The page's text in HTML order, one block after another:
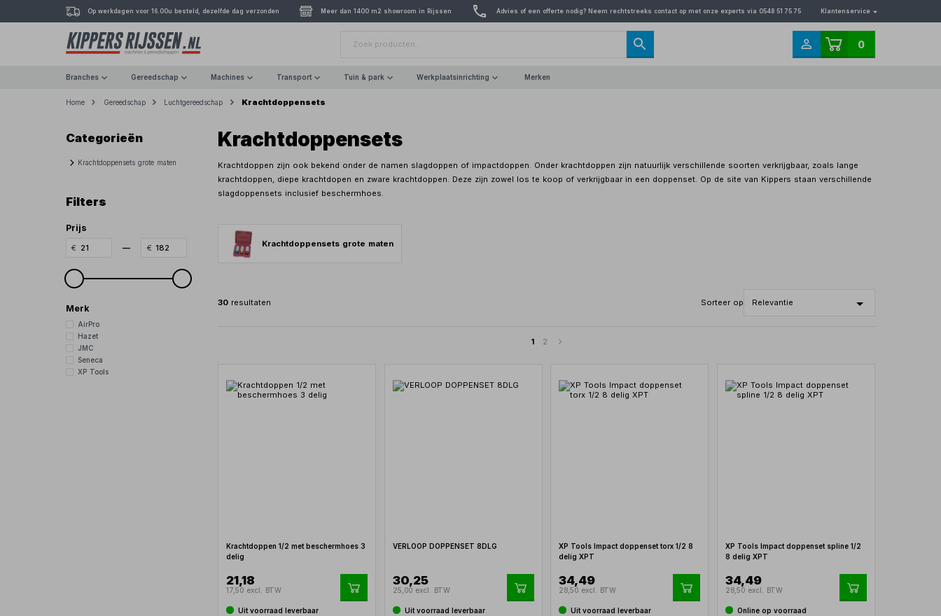
Op werkdagen voor 16.00u besteld, dezelfde dag verzonden Meer dan 1400 m2 showroom in Rijssen Advies of een offerte nodig? Neem rechtstreeks contact op met onze experts via 0548 51 75 75 Klantenservice
0
Branches Gereedschap Machines Transport Tuin & park Werkplaatsinrichting Merken
Home Gereedschap Luchtgereedschap Krachtdoppensets
Categorieën
Krachtdoppensets grote maten
Filters
Prijs
—
Merk
AirPro
Hazet
JMC
Seneca
XP Tools
Krachtdoppensets
Krachtdoppen zijn ook bekend onder de namen slagdoppen of impactdoppen. Onder krachtdoppen zijn natuurlijk verschillende soorten verkrijgbaar, zoals lange
krachtdoppen, diepe krachtdopen en zware krachtdoppen. Deze zijn zowel los te koop of verkrijgbaar in een doppenset. Op de site van Kippers staan verschillende
slagdoppensets inclusief beschermhoes.
Krachtdoppensets grote maten
30 resultaten
1 2
Sorteer op
Krachtdoppen 1/2 met beschermhoes 3
delig
21,18
17,50 excl. BTW
Uit voorraad leverbaar
VERLOOP DOPPENSET 8DLG
30,25
25,00 excl. BTW
Uit voorraad leverbaar
XP Tools Impact doppenset torx 1/2 8
delig XPT
34,49
28,50 excl. BTW
Uit voorraad leverbaar
XP Tools Impact doppenset spline 1/2
8 delig XPT
34,49
28,50 excl. BTW
Online op voorraad